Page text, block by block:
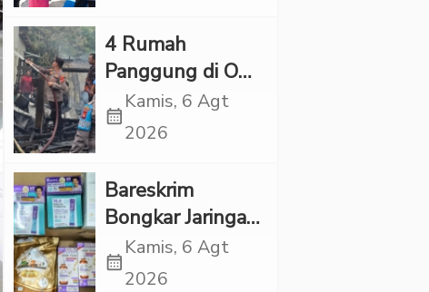
Kapolres Tapsel
‎4 Rumah
Panggung di OKI
Ludes Terbakar,
Kerugian Capai
calendar_month
Kamis, 6 Agt
2026
Bareskrim
Bongkar Jaringan
Etomidate dari
Thailand, 4
calendar_month
Kamis, 6 Agt
2026